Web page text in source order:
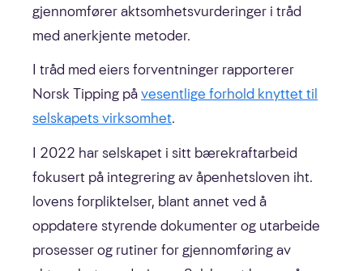
gjennomfører aktsomhetsvurderinger i tråd
med anerkjente metoder.
I tråd med eiers forventninger rapporterer
Norsk Tipping påvesentlige forhold knyttet til
selskapets virksomhet.
I 2022 har selskapet i sitt bærekraftarbeid
fokusert på integrering av åpenhetsloven iht.
lovens forpliktelser, blant annet ved å
oppdatere styrende dokumenter og utarbeide
prosesser og rutiner for gjennomføring av